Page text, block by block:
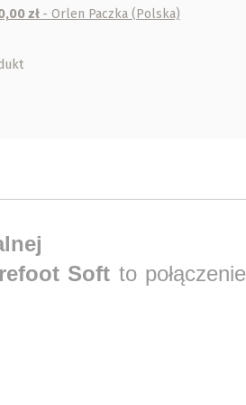
zł - Orlen Paczka (Polska)
Soft to połączenie